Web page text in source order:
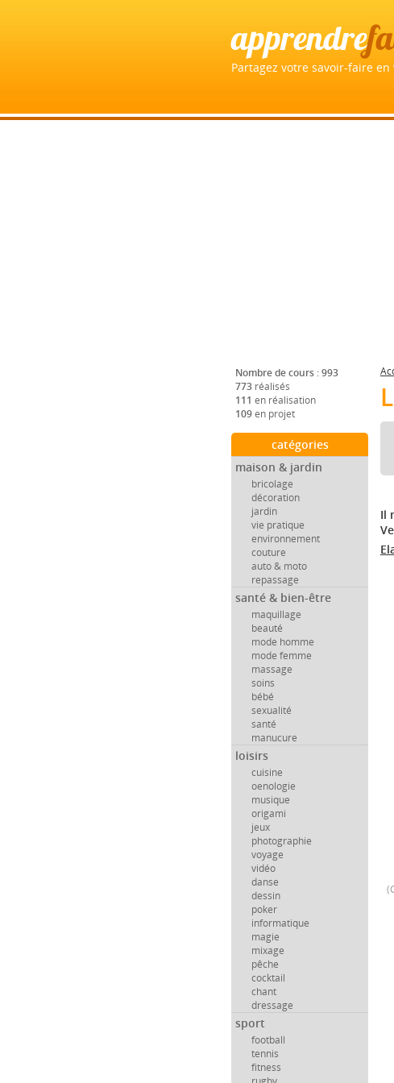
apprendre
Partagez votre savoir-faire en
Nombre de cours : 993
773 réalisés
111 en réalisation
109en projet
catégories
maison & jardin
bricolage
décoration
jardin
vie pratique
environnement
couture
auto & moto
repassage
santé & bien-être
maquillage
beauté
mode homme
mode femme
massage
soins
bébé
sexualité
santé
manucure
loisirs
cuisine
oenologie
musique
origami
jeux
photographie
voyage
vidéo
danse
dessin
poker
informatique
magie
mixage
pêche
cocktail
chant
dressage
sport
football
tennis
fitness
Il
(